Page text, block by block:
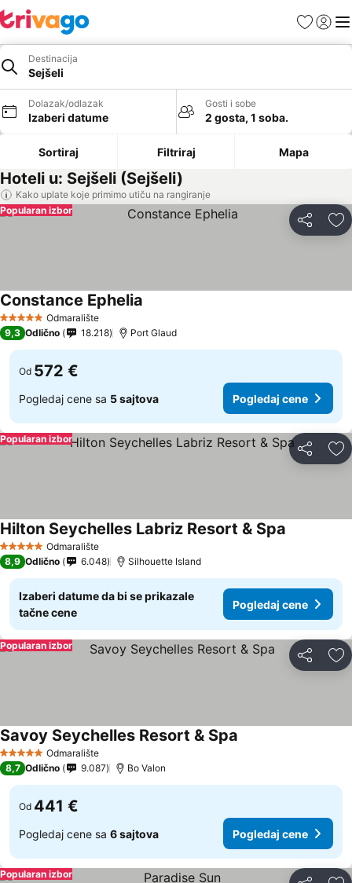
FavoritiPrijavi
Destinacija
Sejšeli
Dolazak/odlazak
Izaberi datume
Gosti i sobe
2 gosta, 1 soba.
Sortiraj Filtriraj Mapa
Hoteli u: Sejšeli (Sejšeli)
Kako uplate koje primimo utiču na rangiranje
Deli
Popularan izbor
5 ZvezdiceOdmaralište
Constance Ephelia
9,3 Odlično 18.218 Port Glaud
Od 572 €
Pogledaj cene sa 5 sajtova Pogledaj cene
Deli
Popularan izbor
5 ZvezdiceOdmaralište
Hilton Seychelles Labriz Resort & Spa
8,9 Odlično 6.048 Silhouette Island
Izaberi datume da bi se prikazale
tačne cene
Pogledaj cene
Deli
Popularan izbor
5 ZvezdiceOdmaralište
Savoy Seychelles Resort & Spa
8,7 Odlično 9.087 Bo Valon
Od 441 €
Pogledaj cene sa 6 sajtova Pogledaj cene
Popularan izbor